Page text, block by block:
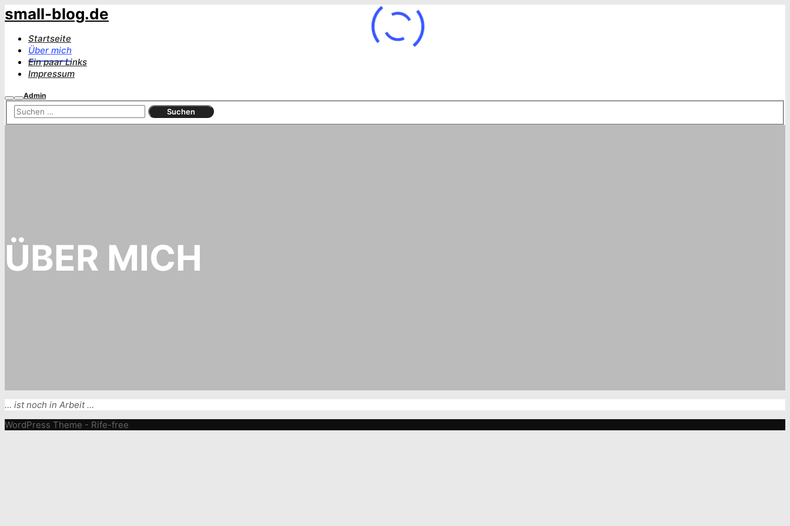
small-blog.de
Startseite
Über mich
Ein paar Links
Impressum
Suchen
Hauptmenü
Admin
ÜBER MICH
… ist noch in Arbeit …
WordPress Theme - Rife-free